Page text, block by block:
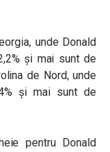
unde Donald
și mai sunt de
de Nord, unde
și mai sunt de
pentru Donald